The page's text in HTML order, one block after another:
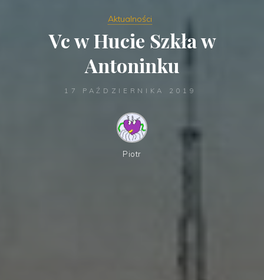
Aktualności
Vc w Hucie Szkła w
Antoninku
17 PAŹDZIERNIKA 2019
Piotr